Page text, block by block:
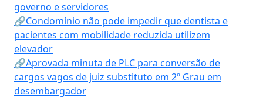
governo e servidores
🔗Condomínio não pode impedir que dentista e
pacientes com mobilidade reduzida utilizem
elevador
🔗Aprovada minuta de PLC para conversão de
cargos vagos de juiz substituto em 2º Grau em
desembargador